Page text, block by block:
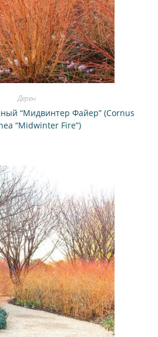
Дерен
“Мидвинтер Файер” (Cornus
“Midwinter Fire”)